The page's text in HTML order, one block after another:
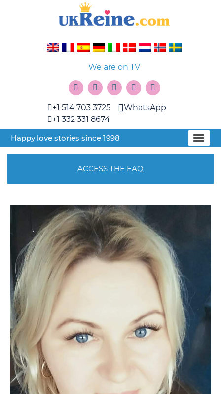
We are on TV
+1 514 703 3725
+1 332 331 8674
WhatsApp
Happy love stories since 1998
ACCESS THE FAQ